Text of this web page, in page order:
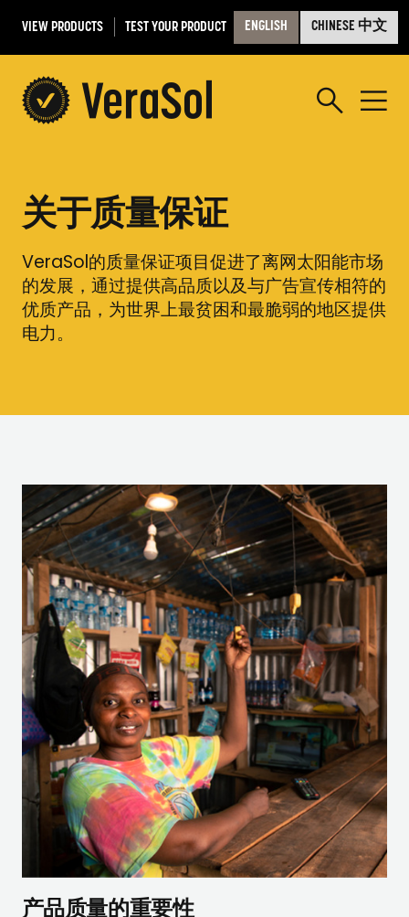
VIEW PRODUCTS TEST YOUR PRODUCT ENGLISH CHINESE 中文
关于质量保证
VeraSol的质量保证项目促进了离网太阳能市场
的发展，通过提供高品质以及与广告宣传相符的
优质产品，为世界上最贫困和最脆弱的地区提供
电力。
产品质量的重要性